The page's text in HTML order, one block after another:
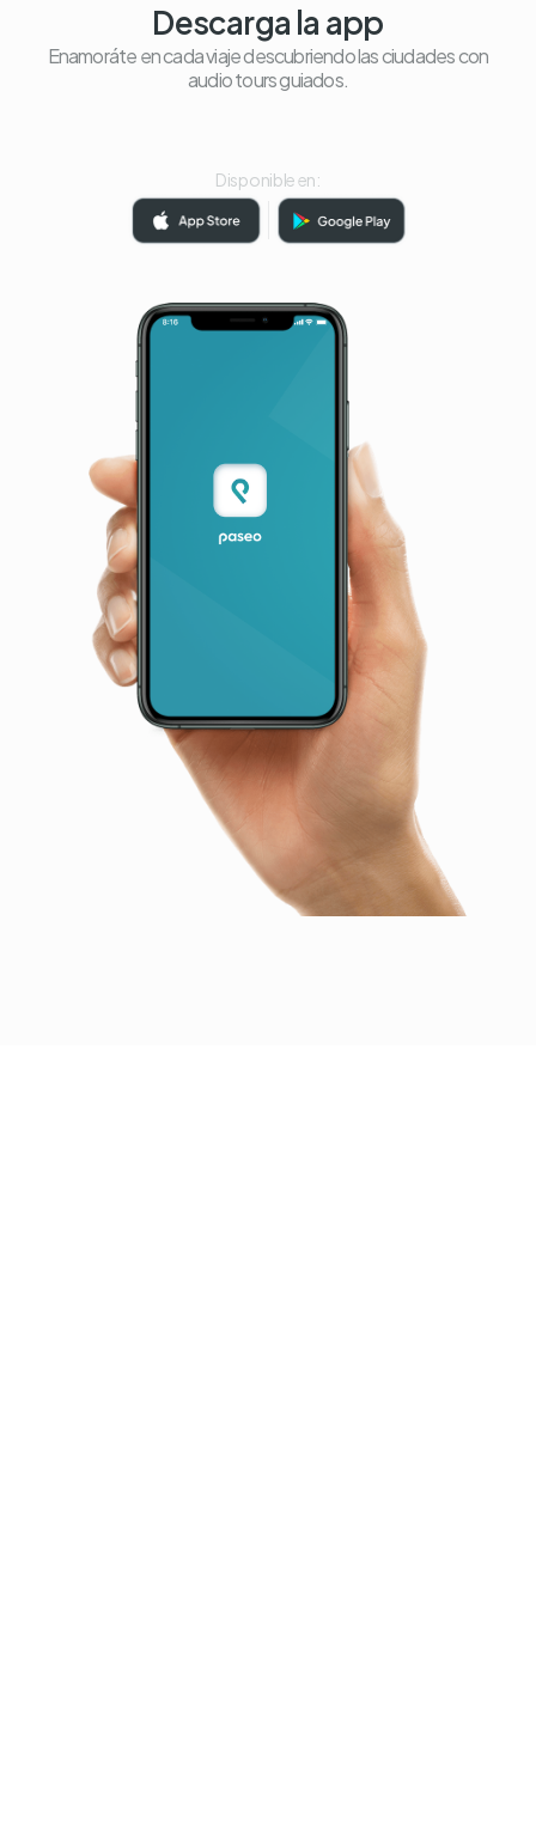
Descarga la app
Enamoráte en cada viaje descubriendo las ciudades con
audio tours guiados.
Disponible en: